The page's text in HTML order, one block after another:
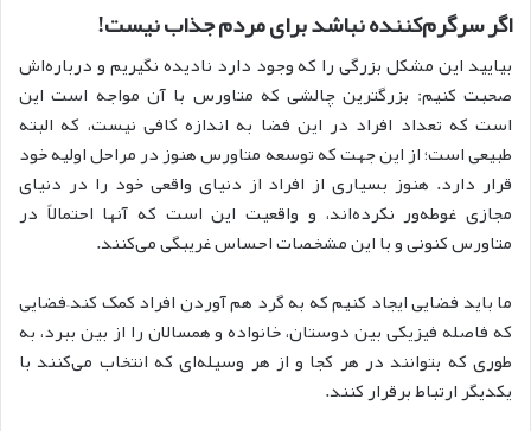
اگر سرگرم‌کننده نباشد برای مردم جذاب نیست!
بیایید این مشکل بزرگی را که وجود دارد نادیده نگیریم و درباره‌اش
صحبت کنیم: بزرگترین چالشی که متاورس با آن مواجه است این
است که تعداد افراد در این فضا به اندازه کافی نیست، که البته
طبیعی است؛ از این جهت که توسعه متاورس هنوز در مراحل اولیه خود
قرار دارد. هنوز بسیاری از افراد از دنیای واقعی خود را در دنیای
مجازی غوطه‌ور نکرده‌اند، و واقعیت این است که آنها احتمالاً در
متاورس کنونی و با این مشخصات احساس غریبگی می‌کنند.
ما باید فضایی ایجاد کنیم که به گرد هم آوردن افراد کمک کند–فضایی
که فاصله فیزیکی بین دوستان، خانواده و همسالان را از بین ببرد، به
طوری که بتوانند در هر کجا و از هر وسیله‌ای که انتخاب می‌کنند با
یکدیگر ارتباط برقرار کنند.